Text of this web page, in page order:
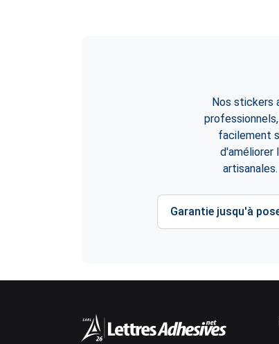
Nos stickers
facilement
d'améliorer
Garantie jusqu'à